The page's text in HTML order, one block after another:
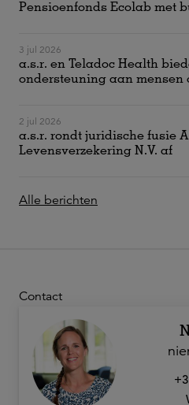
Pensioenfonds Ecolab met
3 jul 2026
a.s.r. en Teladoc Health
ondersteuning aan mensen
2 jul 2026
a.s.r. rondt juridische fusie
Levensverzekering N.V. af
Alle berichten
Contact